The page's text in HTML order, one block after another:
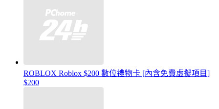
ROBLOX Roblox $200 數位禮物卡 [內含免費虛擬項目]
$200